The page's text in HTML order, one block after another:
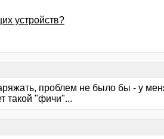
устройств?
проблем не было бы - у
такой "фичи"...